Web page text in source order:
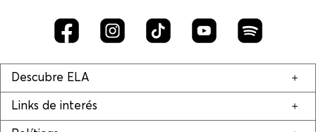
Descubre ELA
Links de interés